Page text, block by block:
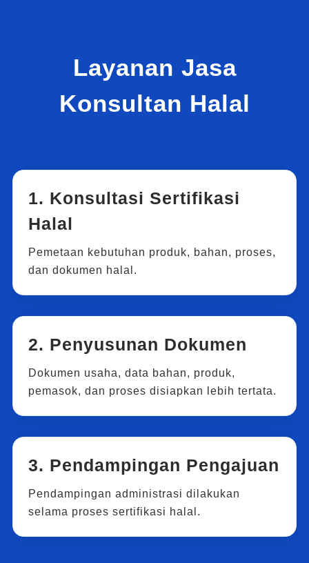
Layanan Jasa
Konsultan Halal
1. Konsultasi Sertifikasi
Halal
Pemetaan kebutuhan produk, bahan, proses,
dan dokumen halal.
2. Penyusunan Dokumen
Dokumen usaha, data bahan, produk,
pemasok, dan proses disiapkan lebih tertata.
3. Pendampingan Pengajuan
Pendampingan administrasi dilakukan
selama proses sertifikasi halal.